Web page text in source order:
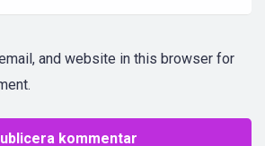
and website in this browser for